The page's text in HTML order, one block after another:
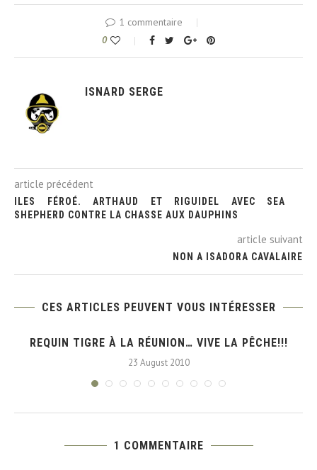
1 commentaire
0
ISNARD SERGE
article précédent
ILES FÉROÉ. ARTHAUD ET RIGUIDEL AVEC SEA
SHEPHERD CONTRE LA CHASSE AUX DAUPHINS
article suivant
NON A ISADORA CAVALAIRE
CES ARTICLES PEUVENT VOUS INTÉRESSER
REQUIN TIGRE À LA RÉUNION… VIVE LA PÊCHE!!!
23 August 2010
1 COMMENTAIRE